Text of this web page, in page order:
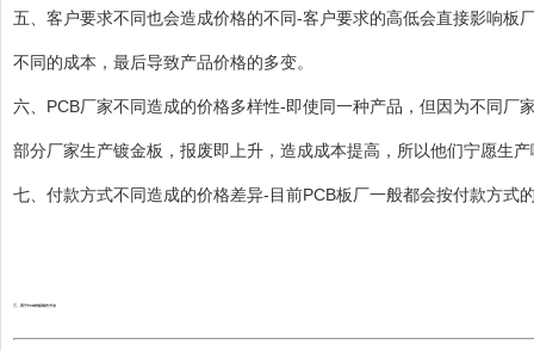
五、客户要求不同也会造成价格的不同-客户要求的高低会直接影响
不同的成本，最后导致产品价格的多变。
六、PCB厂家不同造成的价格多样性-即使同一种产品，但因为不同
部分厂家生产镀金板，报废即上升，造成成本提高，所以他们宁愿生
七、付款方式不同造成的价格差异-目前PCB板厂一般都会按付款方
三、西宁PCB样板制作方法